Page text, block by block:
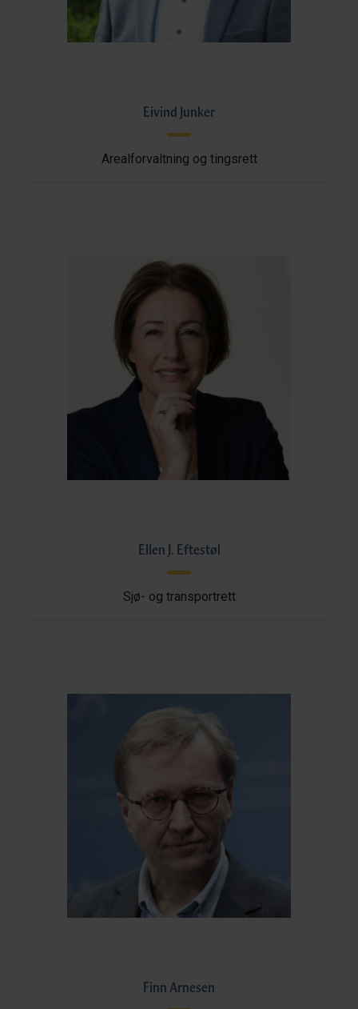
Eivind Junker
Arealforvaltning og tingsrett
Ellen J. Eftestøl
Sjø- og transportrett
Finn Arnesen